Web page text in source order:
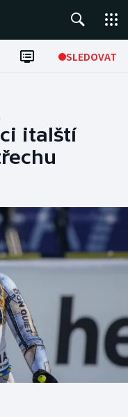
SLEDOVAT
italští